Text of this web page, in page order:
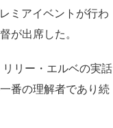
ミアイベントが行わ
が出席した。
リー・エルベの実話
番の理解者であり続